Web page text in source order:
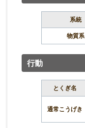
系統
物質系
行動
とくぎ名
通常こうげき